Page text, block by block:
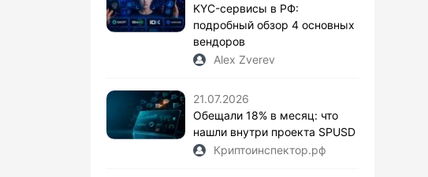
KYC-сервисы в РФ:
подробный обзор 4 основных
вендоров
Alex Zverev
21.07.2026
Обещали 18% в месяц: что
нашли внутри проекта SPUSD
Криптоинспектор.рф